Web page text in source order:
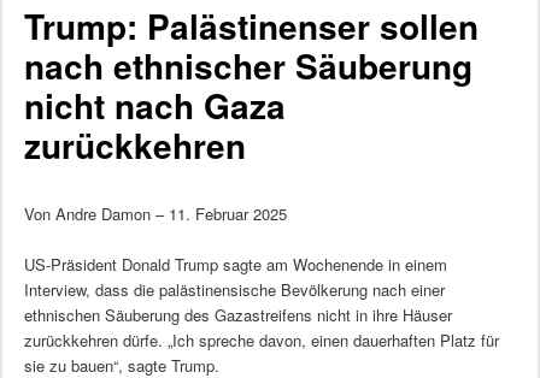
Trump: Palästinenser sollen
nach ethnischer Säuberung
nicht nach Gaza
zurückkehren
Von Andre Damon – 11. Februar 2025
US-Präsident Donald Trump sagte am Wochenende in einem
Interview, dass die palästinensische Bevölkerung nach einer
ethnischen Säuberung des Gazastreifens nicht in ihre Häuser
zurückkehren dürfe. „Ich spreche davon, einen dauerhaften Platz für
sie zu bauen“, sagte Trump.